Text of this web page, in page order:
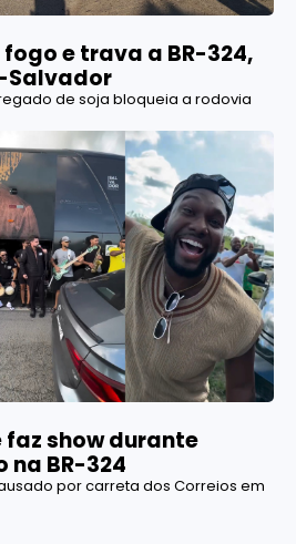
e trava a BR-324,
Salvador
de soja bloqueia a rodovia
faz show durante
BR-324
por carreta dos Correios em